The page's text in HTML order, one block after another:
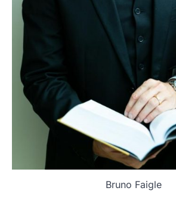
Bruno Faigle